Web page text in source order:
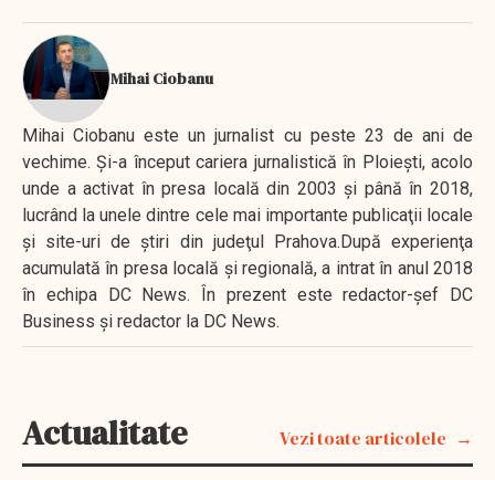
Mihai Ciobanu
Mihai Ciobanu este un jurnalist cu peste 23 de ani de
vechime. Şi-a început cariera jurnalistică în Ploieşti, acolo
unde a activat în presa locală din 2003 şi până în 2018,
lucrând la unele dintre cele mai importante publicaţii locale
şi site-uri de ştiri din judeţul Prahova.După experienţa
acumulată în presa locală şi regională, a intrat în anul 2018
în echipa DC News. În prezent este redactor-şef DC
Business şi redactor la DC News.
Actualitate Vezi toate articolele